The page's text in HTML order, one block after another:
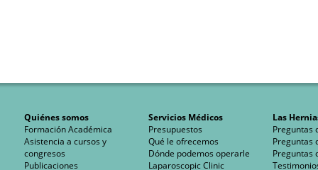
Quiénes somos
Formación Académica
Asistencia a cursos y
congresos
Publicaciones
Servicios Médicos
Presupuestos
Qué le ofrecemos
Dónde podemos operarle
Laparoscopic Clinic
Las
Preguntas
Preguntas
Preguntas